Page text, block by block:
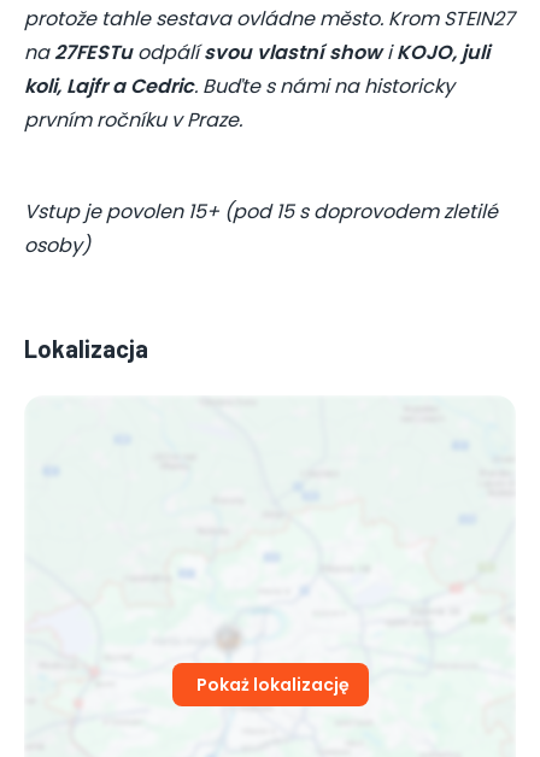
protože tahle sestava ovládne město. Krom STEIN27
na27FESTuodpálísvou vlastní showiKOJO, juli
koli, Lajfr a Cedric. Buďte s námi na historicky
prvním ročníku v Praze.
Vstup je povolen 15+ (pod 15 s doprovodem zletilé
osoby)
Lokalizacja
Pokaż lokalizację